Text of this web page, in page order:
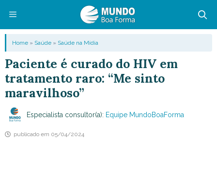
conteúdo
Menu
Home » Saúde » Saúde na Mídia
Paciente é curado do HIV em
tratamento raro: “Me sinto
maravilhoso”
Especialista consultor(a): Equipe MundoBoaForma
publicado em 05/04/2024